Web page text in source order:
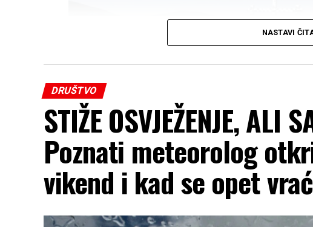
NASTAVI
DRUŠTVO
STIŽE OSVJEŽENJE, ALI
Poznati meteorolog
vikend i kad se opet